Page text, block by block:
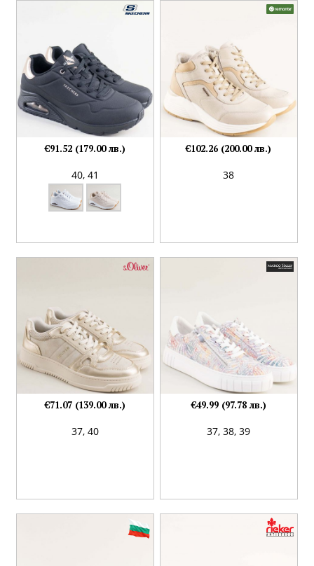
40, 41
€91.52 (179.00 лв.)
38
€102.26 (200.00 лв.)
37, 40
€71.07 (139.00 лв.)
37,38,39
€49.99 (97.78 лв.)